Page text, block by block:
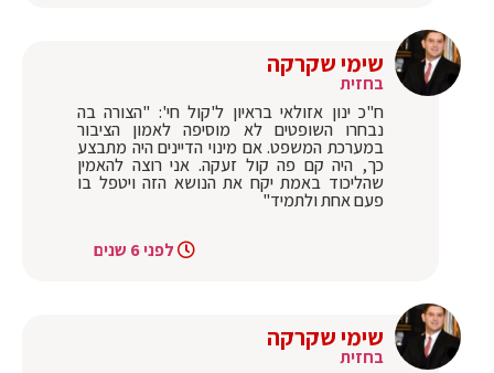
שימי שקרקה
בחזית
ח"כ ינון אזולאי בראיון ל'קול חי': "הצורה בה
נבחרו השופטים לא מוסיפה לאמון הציבור
במערכת המשפט. אם מינוי הדיינים היה מתבצע
כך, היה קם פה קול זעקה. אני רוצה להאמין
שהליכוד באמת יקח את הנושא הזה ויטפל בו
פעם אחת ולתמיד"
לפני 6 שנים
שימי שקרקה
בחזית